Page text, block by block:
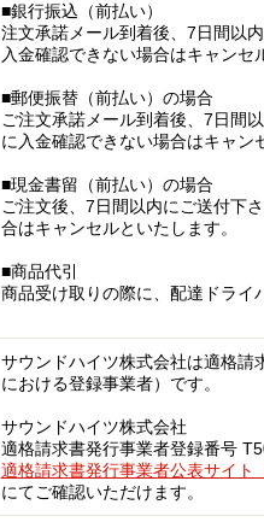
■銀行振込（前払い）
注文承諾メール到着後、7日間以
入金確認できない場合はキャンセ
■郵便振替（前払い）の場合
ご注文承諾メール到着後、7日間
に入金確認できない場合はキャン
■現金書留（前払い）の場合
ご注文後、7日間以内にご送付下
合はキャンセルといたします。
■商品代引
商品受け取りの際に、配達ドライ
サウンドハイツ株式会社は適格請
における登録事業者）です。
サウンドハイツ株式会社
適格請求書発行事業者登録番号
適格請求書発行事業者公表サイト
にてご確認いただけます。